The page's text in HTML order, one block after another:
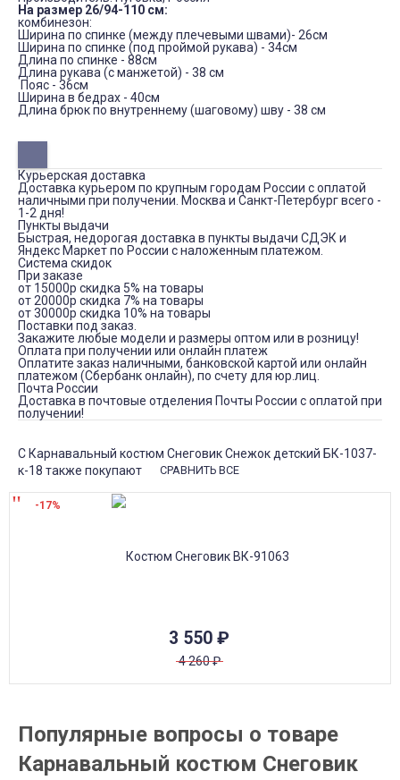
На размер 26/94-110 см:
комбинезон:
Ширина по спинке (между плечевыми швами)- 26см
Ширина по спинке (под проймой рукава) - 34см
Длина по спинке - 88см
Длина рукава (с манжетой) - 38 см
Пояс - 36см
Ширина в бедрах - 40см
Длина брюк по внутреннему (шаговому) шву - 38 см
Курьерская доставка
Доставка курьером по крупным городам России с оплатой
наличными при получении. Москва и Санкт-Петербург всего -
1-2 дня!
Пункты выдачи
Быстрая, недорогая доставка в пункты выдачи СДЭК и
Яндекс Маркет по России с наложенным платежом.
Система скидок
При заказе
от 15000р скидка 5% на товары
от 20000р скидка 7% на товары
от 30000р скидка 10% на товары
Поставки под заказ.
Закажите любые модели и размеры оптом или в розницу!
Оплата при получении или онлайн платеж
Оплатите заказ наличными, банковской картой или онлайн
платежом (Сбербанк онлайн), по счету для юр.лиц.
Почта России
Доставка в почтовые отделения Почты России с оплатой при
получении!
С Карнавальный костюм Снеговик Снежок детский БК-1037-
к-18 также покупают
СРАВНИТЬ ВСЕ
3 550 ₽
4 260₽
-17%
Популярные вопросы о товаре
Карнавальный костюм Снеговик